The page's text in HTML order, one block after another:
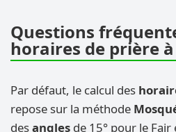
Questions
horaires de prière
Par défaut, le calcul des
repose sur la méthode
desangles de 15° pour le